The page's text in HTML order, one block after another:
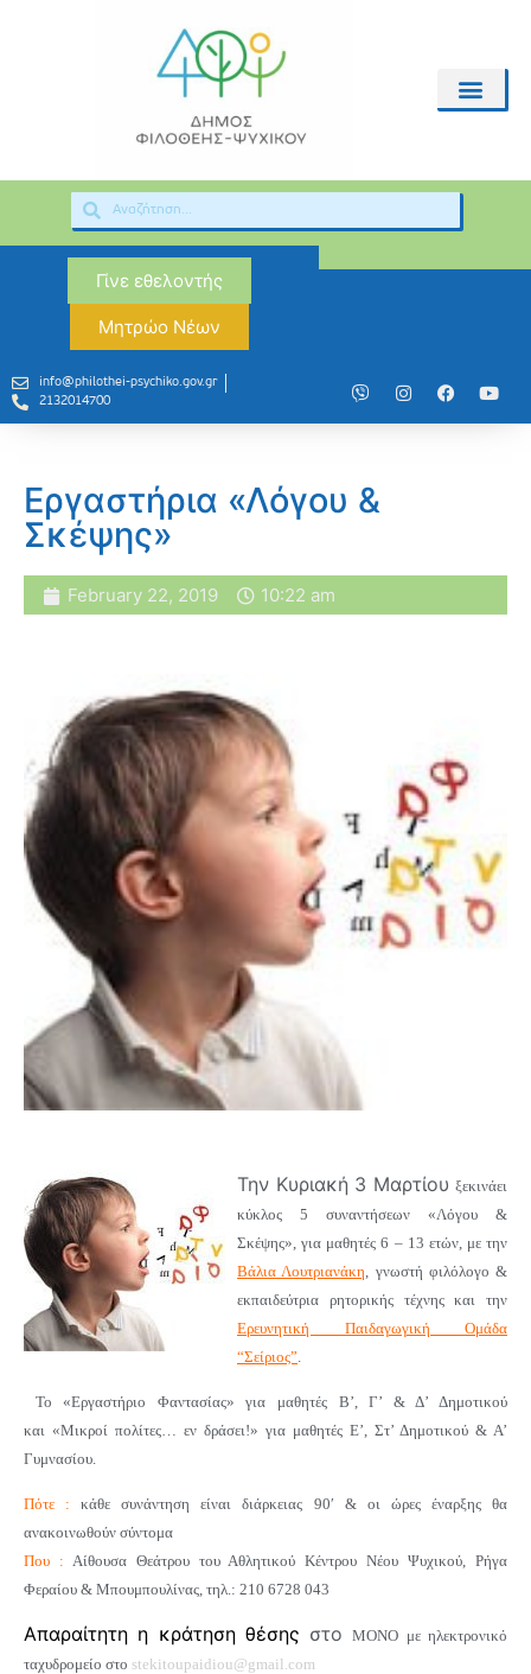
Γίνε εθελοντής
Μητρώο Νέων
info@philothei-psychiko.gov.gr
2132014700
Εργαστήρια «Λόγου &
Σκέψης»
February 22, 2019 10:22 am
Την Κυριακή 3 Μαρτίου ξεκινάει
κύκλος 5 συναντήσεων «Λόγου &
Σκέψης» ,για μαθητές 6 – 13 ετών, με την
Βάλια Λουτριανάκη , γνωστή φιλόλογο &
εκπαιδεύτρια ρητορικής τέχνης και την
Ερευνητική Παιδαγωγική Ομάδα
“Σείριος”
Το «Εργαστήριο Φαντασίας» για μαθητές Β’, Γ’ & Δ’ Δημοτικού
και «Μικροί πολίτες… εν δράσει!» για μαθητές Ε’, Στ’ Δημοτικού & Α’
Γυμνασίου.
Πότε : κάθε συνάντηση είναι διάρκειας 90′ & οι ώρες έναρξης θα
ανακοινωθούν σύντομα
Που : Αίθουσα Θεάτρου του Αθλητικού Κέντρου Νέου Ψυχικού, Ρήγα
Φεραίου & Μπουμπουλίνας, τηλ.: 210 6728 043
Απαραίτητη η κράτηση θέσης στοΜΟΝΟ με ηλεκτρονικό
ταχυδρομείο στο stekitoupaidiou@gmail.com